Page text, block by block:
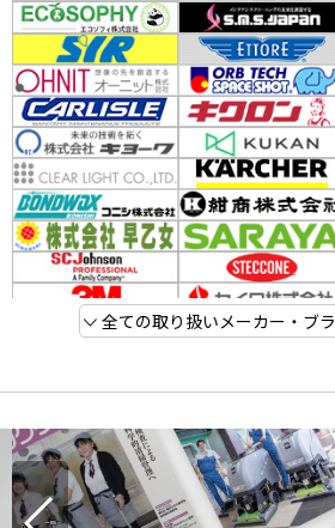
全ての取り扱いメーカー・ブ